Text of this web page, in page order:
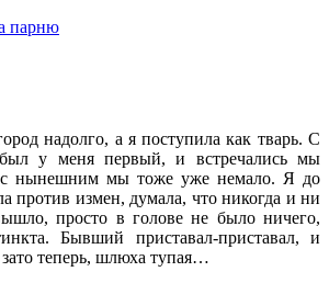
парню
надолго, а я поступила как тварь. С
у меня первый, и встречались мы
с нынешним мы тоже уже немало. Я до
против измен, думала, что никогда и ни
просто в голове не было ничего,
Бывший приставал-приставал, и
теперь, шлюха тупая…